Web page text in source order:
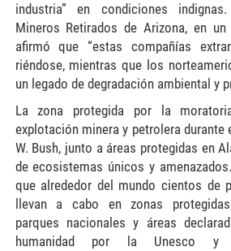
industria” en condiciones
Mineros Retirados de Arizona, en
afirmó que “estas compañías
riéndose, mientras que los
un legado de degradación ambiental y
La zona protegida por la
explotación minera y petrolera durante
W. Bush, junto a áreas protegidas en
de ecosistemas únicos y
que alrededor del mundo cientos de
llevan a cabo en zonas
parques nacionales y áreas
humanidad por la Unesco y